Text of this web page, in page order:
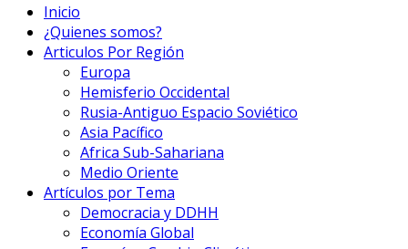
Inicio
¿Quienes somos?
Articulos Por Región
Europa
Hemisferio Occidental
Rusia-Antiguo Espacio Soviético
Asia Pacífico
Africa Sub-Sahariana
Medio Oriente
Artículos por Tema
Democracia y DDHH
Economía Global